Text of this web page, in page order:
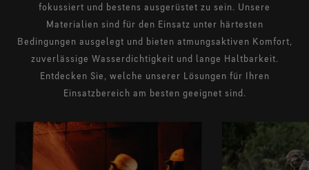
GORE-TEX® SURROUND ®Produkttechnologie
360° atmungsaktiv und dauerhaft wasserdicht.
GORE-TEX® THERMIUM Produkttechnologie
Verbesserter Wärmekomfort in einem größeren
Temperaturbereich.
Umfassender Schutz vor chemischen und biologischen
Gefahrstoffen für bessere Leistungsfähigkeit im
Einsatz.
fokussiert und bestens ausgerüstet zu sein. Unsere
Materialien sind für den Einsatz unter härtesten
Bedingungen ausgelegt und bieten atmungsaktiven Komfort,
zuverlässige Wasserdichtigkeit und lange Haltbarkeit.
Entdecken Sie, welche unserer Lösungen für Ihren
Einsatzbereich am besten geeignet sind.